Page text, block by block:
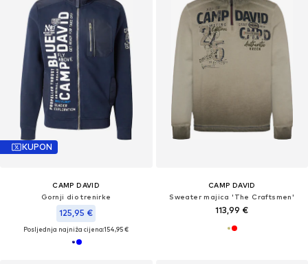
KUPON
CAMP DAVID
Gornji dio trenirke
125,95 €
Posljednja najniža cijena:154,95 €
CAMP DAVID
Sweater majica 'The Craftsmen'
113,99 €